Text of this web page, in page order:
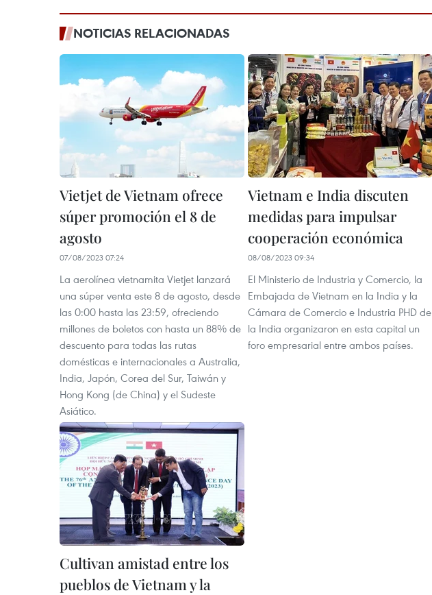
NOTICIAS RELACIONADAS
Vietjet de Vietnam ofrece
súper promoción el 8 de
agosto
07/08/2023 07:24
La aerolínea vietnamita Vietjet lanzará
una súper venta este 8 de agosto, desde
las 0:00 hasta las 23:59, ofreciendo
millones de boletos con hasta un 88% de
descuento para todas las rutas
domésticas e internacionales a Australia,
India, Japón, Corea del Sur, Taiwán y
Hong Kong (de China) y el Sudeste
Asiático.
Vietnam e India discuten
medidas para impulsar
cooperación económica
08/08/2023 09:34
El Ministerio de Industria y Comercio, la
Embajada de Vietnam en la India y la
Cámara de Comercio e Industria PHD de
la India organizaron en esta capital un
foro empresarial entre ambos países.
Cultivan amistad entre los
pueblos de Vietnam y la